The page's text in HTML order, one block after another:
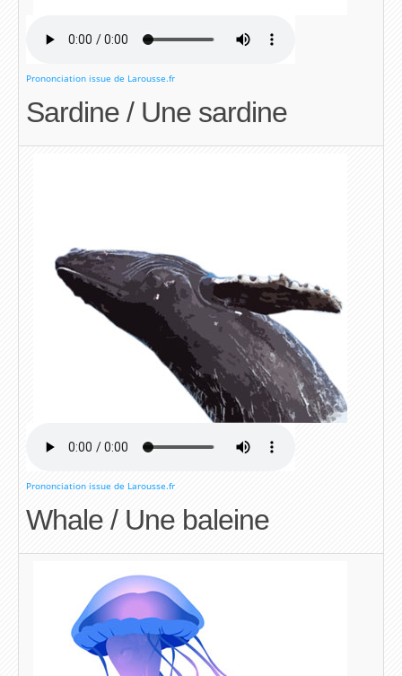
Prononciation issue de Larousse.fr
Sardine / Une sardine
Prononciation issue de Larousse.fr
Whale / Une baleine